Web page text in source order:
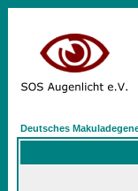
Deutsches